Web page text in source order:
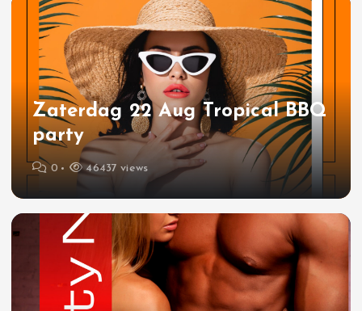
Zaterdag 22 Aug Tropical BBQ
party
0 46437 views